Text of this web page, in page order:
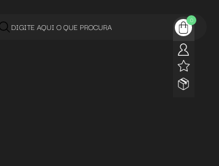
DIGITE AQUI O QUE PROCURA
0